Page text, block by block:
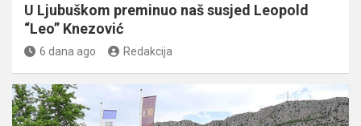
U Ljubuškom preminuo naš susjed Leopold
“Leo” Knezović
6 dana ago Redakcija